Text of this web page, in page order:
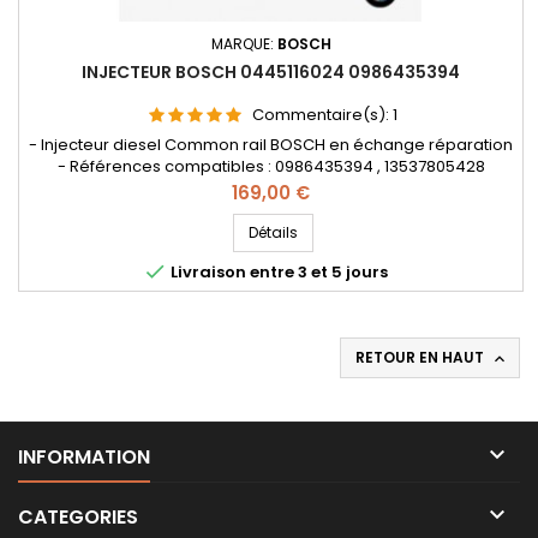
MARQUE: BOSCH
INJECTEUR BOSCH 0445116024 0986435394
Commentaire(s): 1
- Injecteur diesel Common rail BOSCH en échange réparation
- Références compatibles : 0986435394 , 13537805428
, 13537805429 , 0 445 116 024 , 0 986 435 394 , 13 53 7 805 428
, 13 53 7 805 429 - Pour motorisation BMW 2.0d et 3.0d Pièce
d’origine et garantie
Prix
169,00 €
Détails
 Livraison entre 3 et 5 jours
RETOUR EN HAUT 
INFORMATION 
CATEGORIES 